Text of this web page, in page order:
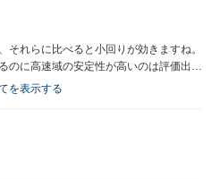
それらに比べると小回りが効きますね。
のに高速域の安定性が高いのは評価出来
交換しながら長く乗るのが普通。よっ
る方でしたら、故障しやすいなんて感じ
イキったデザインじゃないのが好感持
を表示する